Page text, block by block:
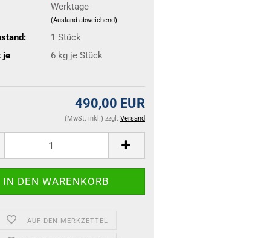
Werktage
(Ausland abweichend)
1 Stück
je
6kg je Stück
490,00 EUR
(MwSt. inkl.) zzgl. Versand
AUF DEN MERKZETTEL